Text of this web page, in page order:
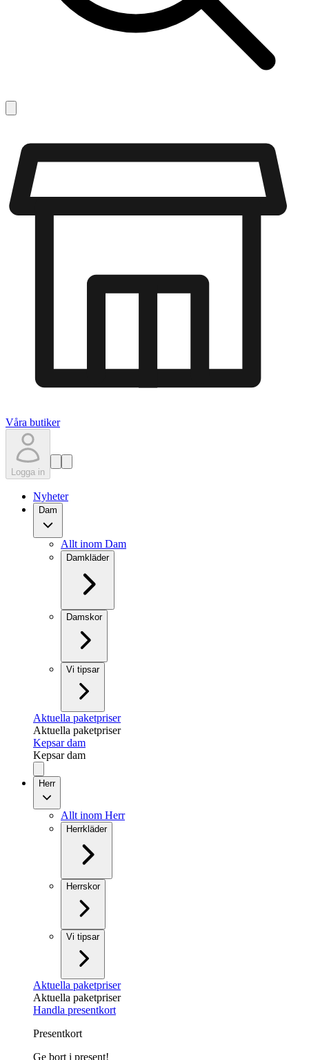
Våra butiker
Logga in
Nyheter
Dam
Allt inom Dam
Damkläder
Damskor
Vi tipsar
Aktuella paketpriser
Aktuella paketpriser
Kepsar dam
Kepsar dam
Herr
Allt inom Herr
Herrkläder
Herrskor
Vi tipsar
Aktuella paketpriser
Aktuella paketpriser
Handla presentkort
Presentkort
Ge bort i present!